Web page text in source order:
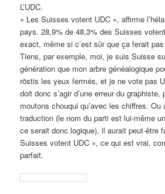
L’UDC.
« Les Suisses votent UDC », affirme
pays. 28,9% de 48,3% des Suisses
exact, même si c’est sûr que ça ferait
Tiens, par exemple, moi, je suis Suisse
génération que mon arbre généalogique
röstis les yeux fermés, et je ne vote pas
doit donc s’agir d’une erreur du graphiste,
moutons chouqui qu’avec les chiffres. Ou
traduction (le nom du parti est lui-même
ce serait donc logique), il aurait peut-être
Suisses votent UDC », ce qui est vrai,
parfait.